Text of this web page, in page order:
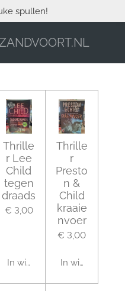
spullen!
Thrille
r Lee
Child
tegen
draads
€ 3,00
In winkelwagen
Thrille
r
Presto
n &
Child
kraaie
nvoer
€ 3,00
In winkelwagen